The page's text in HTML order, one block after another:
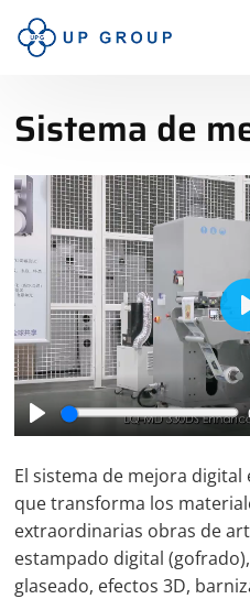
Sistema de
Play
El sistema de mejora
que transforma los
extraordinarias obras de
estampado digital
glaseado, efectos 3D,